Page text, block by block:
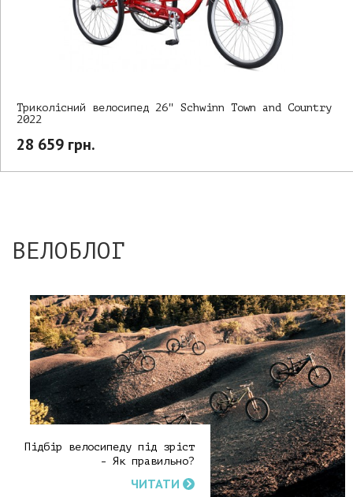
Триколісний велосипед 26" Schwinn Town and Country
2022
28 659 грн.
ВЕЛОБЛОГ
Підбір велосипеду під зріст
- Як правильно?
ЧИТАТИ